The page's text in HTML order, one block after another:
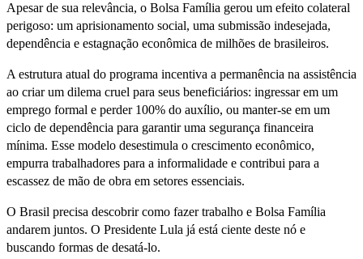
Apesar de sua relevância, o Bolsa Família gerou um efeito colateral
perigoso: um aprisionamento social, uma submissão indesejada,
dependência e estagnação econômica de milhões de brasileiros.
A estrutura atual do programa incentiva a permanência na assistência
ao criar um dilema cruel para seus beneficiários: ingressar em um
emprego formal e perder 100% do auxílio, ou manter-se em um
ciclo de dependência para garantir uma segurança financeira
mínima. Esse modelo desestimula o crescimento econômico,
empurra trabalhadores para a informalidade e contribui para a
escassez de mão de obra em setores essenciais.
O Brasil precisa descobrir como fazer trabalho e Bolsa Família
andarem juntos. O Presidente Lula já está ciente deste nó e
buscando formas de desatá-lo.